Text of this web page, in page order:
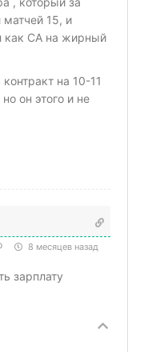
матчей 15, и
как СА на жирный
на 10-11
он этого и не
8 месяцев назад
зарплату